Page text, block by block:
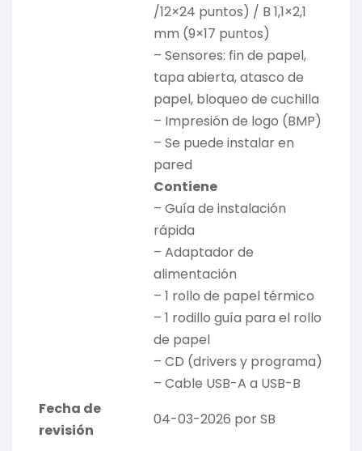
/12×24 puntos) / B 1,1×2,1
mm (9×17 puntos)
– Sensores: fin de papel,
tapa abierta, atasco de
papel, bloqueo de cuchilla
– Impresión de logo (BMP)
– Se puede instalar en
pared
Contiene
– Guía de instalación
rápida
– Adaptador de
alimentación
– 1 rollo de papel térmico
– 1 rodillo guía para el rollo
de papel
– CD (drivers y programa)
– Cable USB-A a USB-B
Fecha de
revisión
04-03-2026 por SB